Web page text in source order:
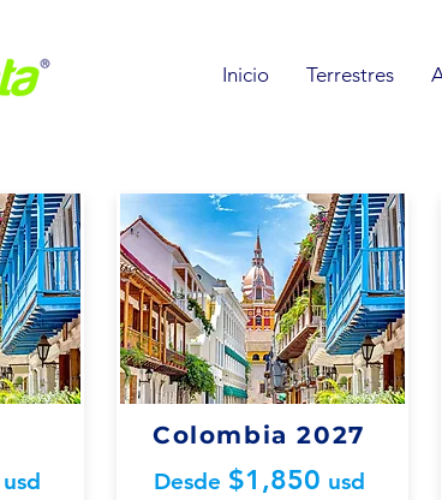
Inicio Terrestres
usd
Colombia 2027
Desde $1,850 usd